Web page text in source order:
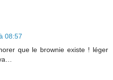
08:57
que le brownie existe ! léger